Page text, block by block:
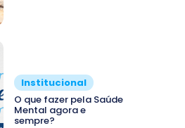
Institucional
O que fazer pela Saúde
Mental agora e
sempre?